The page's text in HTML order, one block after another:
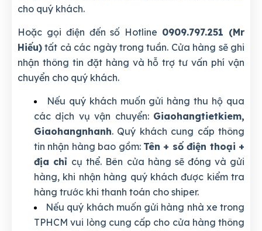
cho quý khách.
Hoặc gọi điện đến số Hotline 0909.797.251 (Mr
Hiếu) tất cả các ngày trong tuần. Cửa hàng sẽ ghi
nhận thông tin đặt hàng và hỗ trợ tư vấn phí vận
chuyển cho quý khách.
Nếu quý khách muốn gửi hàng thu hộ qua
các dịch vụ vận chuyển: Giaohangtietkiem,
Giaohangnhanh. Quý khách cung cấp thông
tin nhận hàng bao gồm: Tên + số điện thoại +
địa chỉ cụ thể. Bên cửa hàng sẽ đóng và gửi
hàng, khi nhận hàng quý khách được kiểm tra
hàng trước khi thanh toán cho shiper.
Nếu quý khách muốn gửi hàng nhà xe trong
TPHCM vui lòng cung cấp cho cửa hàng thông